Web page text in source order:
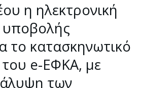
η ηλεκτρονική
το κατασκηνωτικό
e-ΕΦΚΑ, με
των